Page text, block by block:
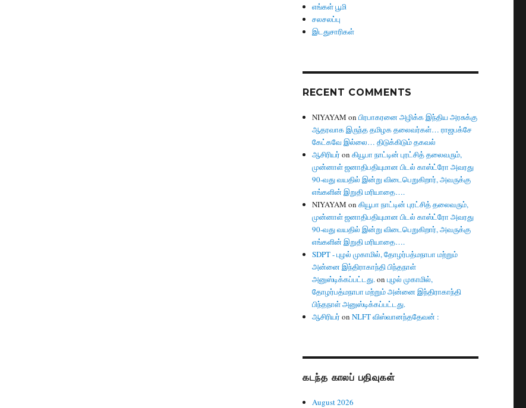
எங்கள் பூமி
சலசலப்பு
இடதுசாரிகள்
RECENT COMMENTS
NIYAYAM onபிரபாகரனை அழிக்க இந்திய அரசுக்கு
ஆதரவாக இருந்த தமிழக தலைவர்கள்… ராஜபக்சே
கேட்கவே இல்லை… திடுக்கிடும் தகவல்
ஆசிரியர் onகியூபா நாட்டின் புரட்சித் தலைவரும்,
முன்னாள் ஜனாதிபதியுமான பிடல் காஸ்ட்ரோ அவரது
90-வது வயதில் இன்று விடைபெறுகிறார், அவருக்கு
எங்களின் இறுதி மரியாதை….
NIYAYAM onகியூபா நாட்டின் புரட்சித் தலைவரும்,
முன்னாள் ஜனாதிபதியுமான பிடல் காஸ்ட்ரோ அவரது
90-வது வயதில் இன்று விடைபெறுகிறார், அவருக்கு
எங்களின் இறுதி மரியாதை….
SDPT - புழல் முகாமில், தோழர்பத்மநாபா மற்றும்
அன்னை இந்திராகாந்தி பிந்தநாள்
அனுஸ்டிக்கப்பட்டது.onபுழல் முகாமில்,
தோழர்பத்மநாபா மற்றும் அன்னை இந்திராகாந்தி
பிந்தநாள் அனுஸ்டிக்கப்பட்டது.
ஆசிரியர் onNLFT விஸ்வானந்ததேவன் :
கடந்த காலப் பதிவுகள்
August 2026